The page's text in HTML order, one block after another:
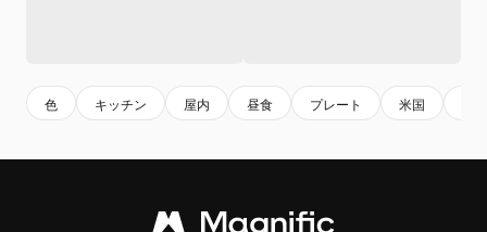
色 キッチン 屋内 昼食 プレート 米国